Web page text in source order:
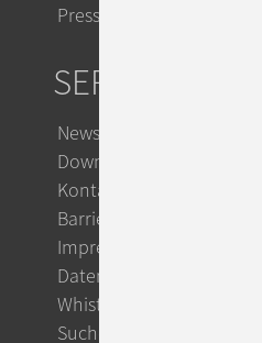
Presse
SERVICE
Newsletter
Downloads
Kontakt
Barrierefreiheit
Impressum
Datenschutz
Whistleblowing
Suche